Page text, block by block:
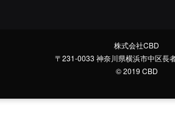
株式会社CBD
〒231-0033 神奈川県横浜市中区長
© 2019 CBD